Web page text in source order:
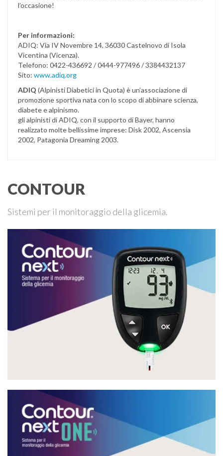
l’occasione!
Per informazioni:
ADIQ: Via IV Novembre 14, 36030 Castelnovo di Isola
Vicentina (Vicenza).
Telefono: 0422-436692 / 0444-977496 / 3384432137
Sito: www.adiq.org
ADIQ (Alpinisti Diabetici in Quota) è un’associazione di
promozione sportiva nata con lo scopo di abbinare scienza,
diabete e alpinismo.
gli alpinisti di ADIQ, con il supporto di Bayer, hanno
realizzato molte bellissime imprese: Disk 2002, Ascensia
2002, Patagonia Dreaming 2003.
CONTOUR
Sistemi per il monitoraggio della glicemia.